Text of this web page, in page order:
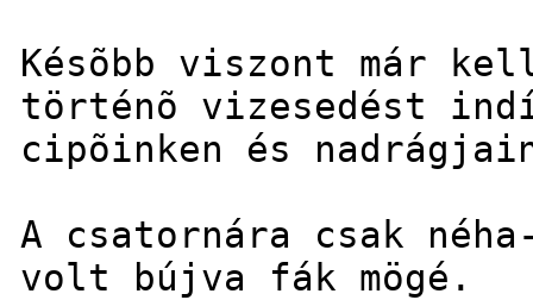
Késõbb viszont már
történõ vizesedést
cipõinken és
A csatornára csak
volt bújva fák mögé.